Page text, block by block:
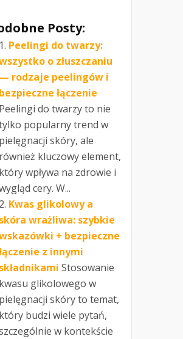
Posty:
Peelingi do twarzy:
o złuszczaniu
— rodzaje peelingów i
bezpieczne łączenie
Peelingi do twarzy to nie
popularny trend w
pielęgnacji skóry, ale
również kluczowy element,
który wpływa na zdrowie i
cery. W...
Kwas glikolowy a
skóra wrażliwa: szybkie
+ bezpieczne
z innymi
składnikami Stosowanie
kwasu glikolowego w
pielęgnacji skóry to temat,
który budzi wiele pytań,
w kontekście